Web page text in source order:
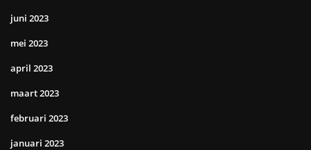
juni 2023
mei 2023
april 2023
maart 2023
februari 2023
januari 2023